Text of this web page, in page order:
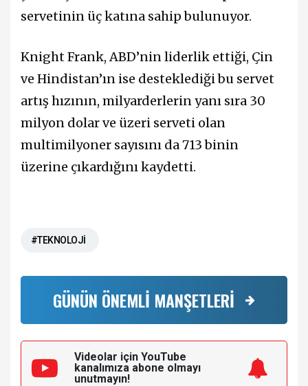
servetinin üç katına sahip bulunuyor.
Knight Frank, ABD’nin liderlik ettiği, Çin
ve Hindistan’ın ise desteklediği bu servet
artış hızının, milyarderlerin yanı sıra 30
milyon dolar ve üzeri serveti olan
multimilyoner sayısını da 713 binin
üzerine çıkardığını kaydetti.
#TEKNOLOJİ
GÜNÜN ÖNEMLİ MANŞETLERİ
Videolar için YouTube
kanalımıza abone olmayı
unutmayın!